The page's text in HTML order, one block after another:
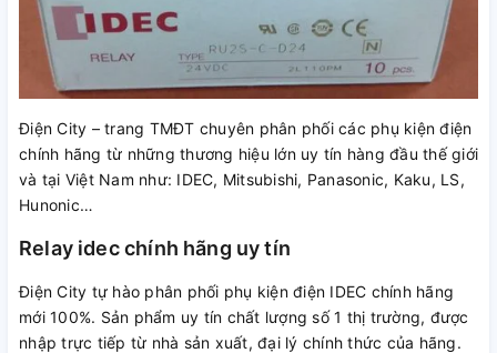
Điện City – trang TMĐT chuyên phân phối các phụ kiện điện
chính hãng từ những thương hiệu lớn uy tín hàng đầu thế giới
và tại Việt Nam như: IDEC, Mitsubishi, Panasonic, Kaku, LS,
Hunonic…
Relay idec chính hãng uy tín
Điện City tự hào phân phối phụ kiện điện IDEC chính hãng
mới 100%. Sản phẩm uy tín chất lượng số 1 thị trường, được
nhập trực tiếp từ nhà sản xuất, đại lý chính thức của hãng.